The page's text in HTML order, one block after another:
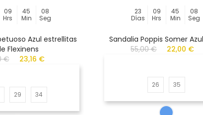
09
Hrs
45
Min
08
Seg
Azul estrellitas
Flexinens
€
23,16 €
29 34
23
Días
09
Hrs
45
Min
08
Seg
Sandalia Poppis Somer
55,00 €
22,00 €
26 35